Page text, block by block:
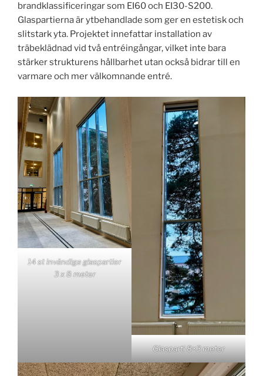
brandklassificeringar som EI60 och EI30-S200.
Glaspartierna är ytbehandlade som ger en estetisk och
slitstark yta. Projektet innefattar installation av
träbeklädnad vid två entréingångar, vilket inte bara
stärker strukturens hållbarhet utan också bidrar till en
varmare och mer välkomnande entré.
14 st invändiga glaspartier
3 x 8 meter
Glasparti 8×3 meter